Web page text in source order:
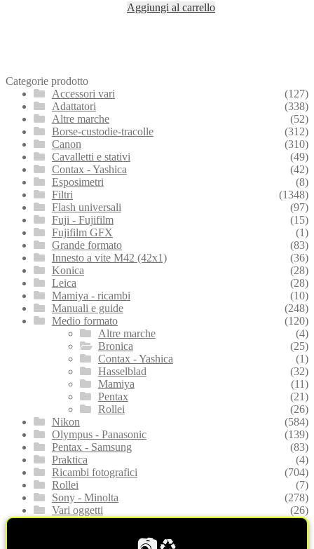
Aggiungi al carrello
Categorie prodotto
Accessori vari
(127)
Adattatori
(338)
Altre marche
(52)
Borse-custodie-tracolle
(312)
Canon
(310)
Cavalletti e stativi
(49)
Contax - Yashica
(42)
Esposimetri
(8)
Filtri
(1348)
Flash universali
(97)
Fuji - Fujifilm
(15)
Fujifilm GFX
(1)
Grande formato
(83)
Innesto a vite M42 (42x1)
(36)
Konica
(28)
Leica
(28)
Mamiya - ricambi
(10)
Manuali e guide
(248)
Medio formato
(120)
Altre marche
(4)
Bronica
(25)
Contax - Yashica
(1)
Hasselblad
(32)
Mamiya
(11)
Pentax
(21)
Rollei
(26)
Nikon
(584)
Olympus - Panasonic
(139)
Pentax - Samsung
(83)
Praktica
(4)
Ricambi fotografici
(704)
Rollei
(7)
Sony - Minolta
(278)
Vari oggetti
(26)